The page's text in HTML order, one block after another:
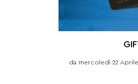
da mercoledì 22